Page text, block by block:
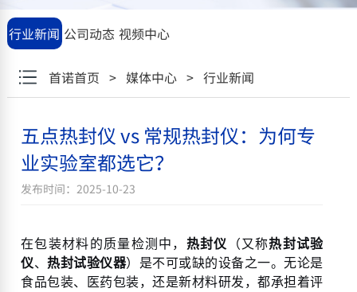
行业新闻 公司动态 视频中心
首诺首页 > 媒体中心> 行业新闻
五点热封仪 vs 常规热封仪：为何专
业实验室都选它？
发布时间：2025-10-23
在包装材料的质量检测中， 热封仪 （又称热封试验
仪、热封试验仪器）是不可或缺的设备之一。无论是
食品包装、医药包装，还是新材料研发，都承担着评